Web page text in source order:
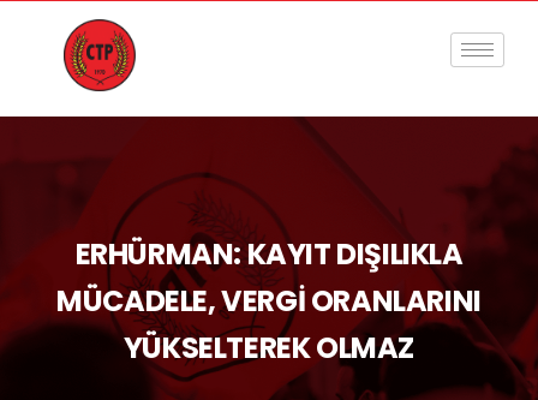
ERHÜRMAN: KAYIT DIŞILIKLA
MÜCADELE, VERGİ ORANLARINI
YÜKSELTEREK OLMAZ